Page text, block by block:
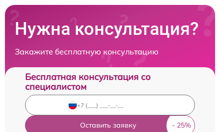
Нужна консультация?
Закажите бесплатную консультацию
Бесплатная консультация со
специалистом
Оставить заявку